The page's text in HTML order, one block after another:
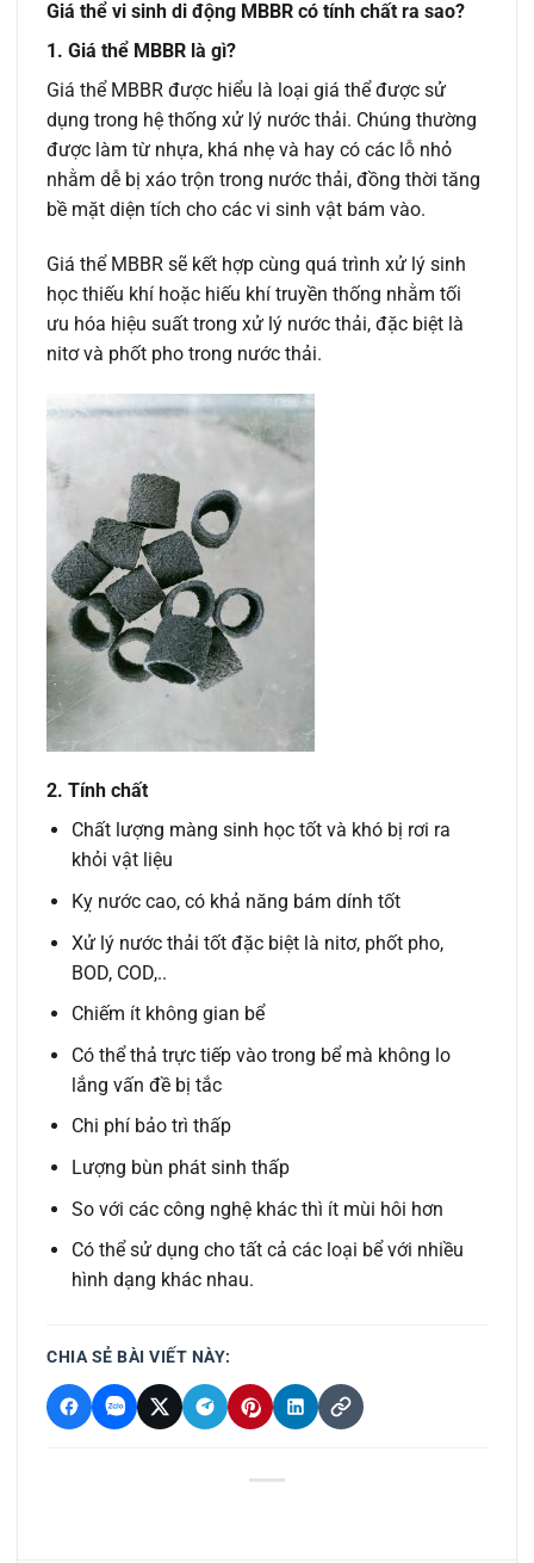
Giá thể vi sinh di động MBBR có tính chất ra sao?
1. Giá thể MBBR là gì?
Giá thể MBBR được hiểu là loại giá thể được sử
dụng trong hệ thống xử lý nước thải. Chúng thường
được làm từ nhựa, khá nhẹ và hay có các lỗ nhỏ
nhằm dễ bị xáo trộn trong nước thải, đồng thời tăng
bề mặt diện tích cho các vi sinh vật bám vào.
Giá thể MBBR sẽ kết hợp cùng quá trình xử lý sinh
học thiếu khí hoặc hiếu khí truyền thống nhằm tối
ưu hóa hiệu suất trong xử lý nước thải, đặc biệt là
nitơ và phốt pho trong nước thải.
2. Tính chất
Chất lượng màng sinh học tốt và khó bị rơi ra
khỏi vật liệu
Kỵ nước cao, có khả năng bám dính tốt
Xử lý nước thải tốt đặc biệt là nitơ, phốt pho,
BOD, COD,..
Chiếm ít không gian bể
Có thể thả trực tiếp vào trong bể mà không lo
lắng vấn đề bị tắc
Chi phí bảo trì thấp
Lượng bùn phát sinh thấp
So với các công nghệ khác thì ít mùi hôi hơn
Có thể sử dụng cho tất cả các loại bể với nhiều
hình dạng khác nhau.
CHIA SẺ BÀI VIẾT NÀY: